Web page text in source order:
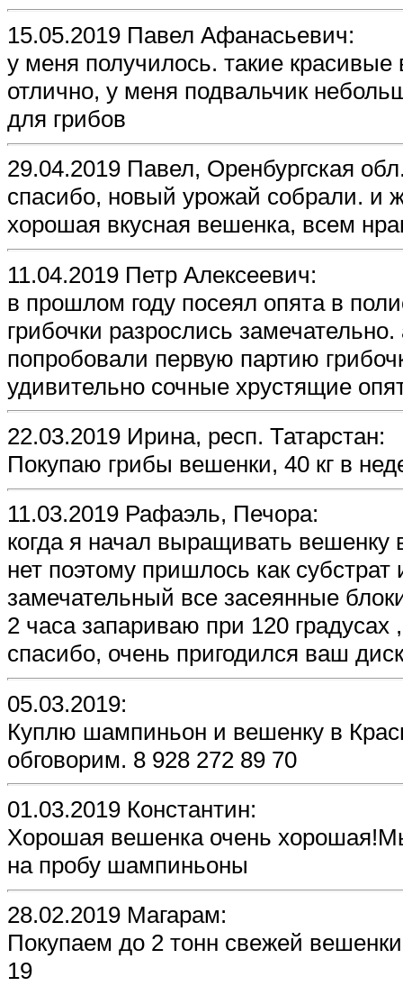
15.05.2019 Павел Афанасьевич:
у меня получилось. такие
отлично, у меня подвальчик
для грибов
29.04.2019 Павел, Оренбургская
спасибо, новый урожай собрали. и
хорошая вкусная вешенка, всем
11.04.2019 Петр Алексеевич:
в прошлом году посеял опята в
грибочки разрослись
попробовали первую партию
удивительно сочные хрустящие
22.03.2019 Ирина, респ. Татарстан:
Покупаю грибы вешенки, 40 кг в
11.03.2019 Рафаэль, Печора:
когда я начал выращивать
нет поэтому пришлось как субстрат
замечательный все засеянные
2 часа запариваю при 120
спасибо, очень пригодился ваш
05.03.2019:
Куплю шампиньон и вешенку в
обговорим. 8 928 272 89 70
01.03.2019 Константин:
Хорошая вешенка очень
на пробу шампиньоны
28.02.2019 Магарам:
Покупаем до 2 тонн свежей
19